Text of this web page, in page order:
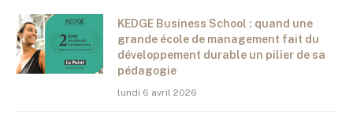
KEDGE Business School : quand une
grande école de management fait du
développement durable un pilier de sa
pédagogie
lundi 6 avril 2026